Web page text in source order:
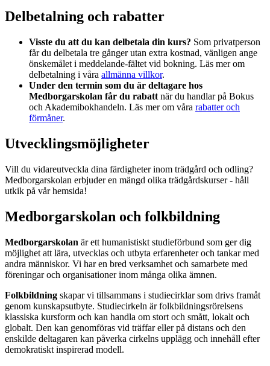
Delbetalning och rabatter
Visste du att du kan delbetala din kurs? Som privatperson
får du delbetala tre gånger utan extra kostnad, vänligen ange
önskemålet i meddelande-fältet vid bokning. Läs mer om
delbetalning i våra allmänna villkor.
Under den termin som du är deltagare hos
Medborgarskolan får du rabatt när du handlar på Bokus
och Akademibokhandeln. Läs mer om våra rabatter och
förmåner.
Utvecklingsmöjligheter
Vill du vidareutveckla dina färdigheter inom trädgård och odling?
Medborgarskolan erbjuder en mängd olika trädgårdskurser - håll
utkik på vår hemsida!
Medborgarskolan och folkbildning
Medborgarskolan är ett humanistiskt studieförbund som ger dig
möjlighet att lära, utvecklas och utbyta erfarenheter och tankar med
andra människor. Vi har en bred verksamhet och samarbete med
föreningar och organisationer inom många olika ämnen.
Folkbildning skapar vi tillsammans i studiecirklar som drivs framåt
genom kunskapsutbyte. Studiecirkeln är folkbildningsrörelsens
klassiska kursform och kan handla om stort och smått, lokalt och
globalt. Den kan genomföras vid träffar eller på distans och den
enskilde deltagaren kan påverka cirkelns upplägg och innehåll efter
demokratiskt inspirerad modell.